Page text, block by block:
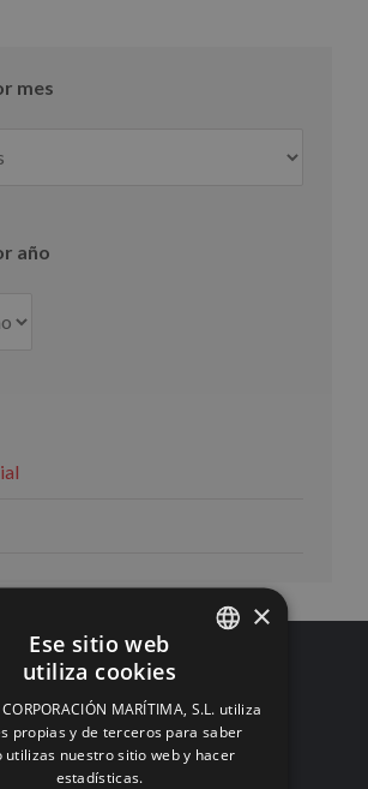
mes
año
ENGLISH
FRENCH
×
Ese sitio web
utiliza cookies
MARÍTIMA, S.L. utiliza
propias y de terceros para saber
utilizas nuestro sitio web y hacer
estadísticas.